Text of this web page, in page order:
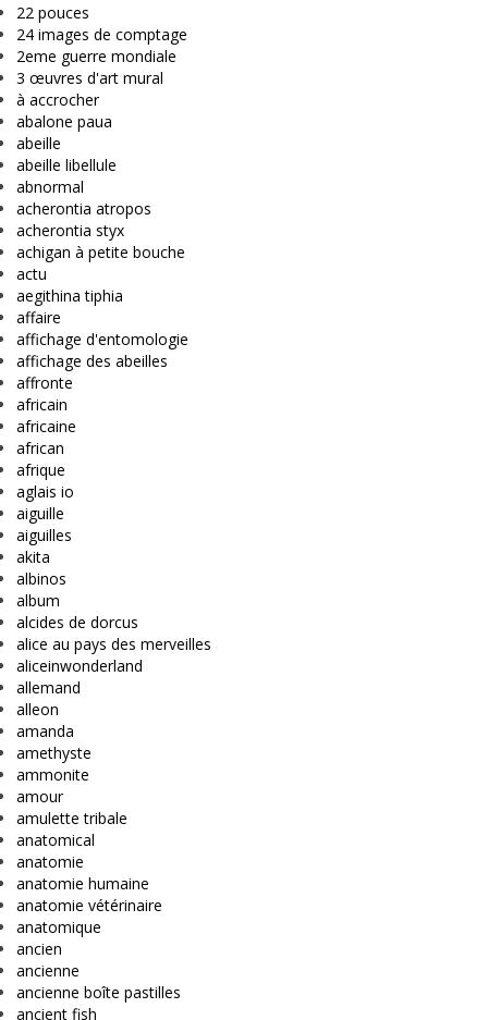
22 pouces
24 images de comptage
2eme guerre mondiale
3 œuvres d'art mural
à accrocher
abalone paua
abeille
abeille libellule
abnormal
acherontia atropos
acherontia styx
achigan à petite bouche
actu
aegithina tiphia
affaire
affichage d'entomologie
affichage des abeilles
affronte
africain
africaine
african
afrique
aglais io
aiguille
aiguilles
akita
albinos
album
alcides de dorcus
alice au pays des merveilles
aliceinwonderland
allemand
alleon
amanda
amethyste
ammonite
amour
amulette tribale
anatomical
anatomie
anatomie humaine
anatomie vétérinaire
anatomique
ancien
ancienne
ancienne boîte pastilles
ancient fish